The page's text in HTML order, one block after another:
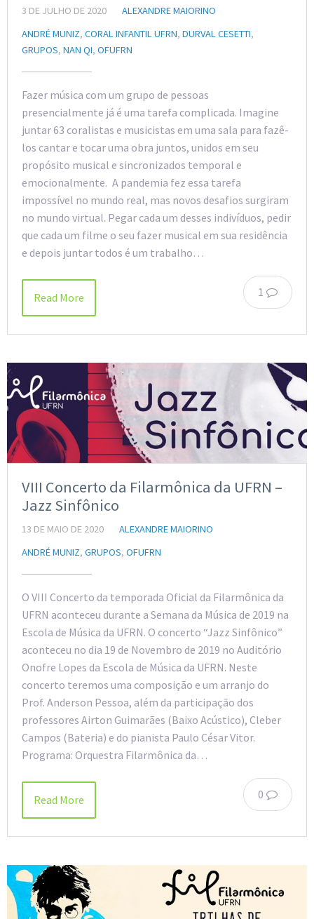
3 DE JULHO DE 2020
ALEXANDRE MAIORINO
ANDRÉ MUNIZ, CORAL INFANTIL UFRN, DURVAL CESETTI,
GRUPOS, NAN QI, OFUFRN
Fazer música com um grupo de pessoas
presencialmente já é uma tarefa complicada. Imagine
juntar 63 coralistas e musicistas em uma sala para fazê-
los cantar e tocar uma obra juntos, unidos em seu
propósito musical e sincronizados temporal e
emocionalmente. A pandemia fez essa tarefa
impossível no mundo real, mas novos desafios surgiram
no mundo virtual. Pegar cada um desses indivíduos, pedir
que cada um filme o seu fazer musical em sua residência
e depois juntar todos é um trabalho…
1
Read More
VIII Concerto da Filarmônica da UFRN –
Jazz Sinfônico
13 DE MAIO DE 2020
ALEXANDRE MAIORINO
ANDRÉ MUNIZ, GRUPOS, OFUFRN
O VIII Concerto da temporada Oficial da Filarmônica da
UFRN aconteceu durante a Semana da Música de 2019 na
Escola de Música da UFRN. O concerto “Jazz Sinfônico”
aconteceu no dia 19 de Novembro de 2019 no Auditório
Onofre Lopes da Escola de Música da UFRN. Neste
concerto teremos uma composição e um arranjo do
Prof. Anderson Pessoa, além da participação dos
professores Airton Guimarães (Baixo Acústico), Cleber
Campos (Bateria) e do pianista Paulo César Vitor.
Programa: Orquestra Filarmônica da…
0
Read More